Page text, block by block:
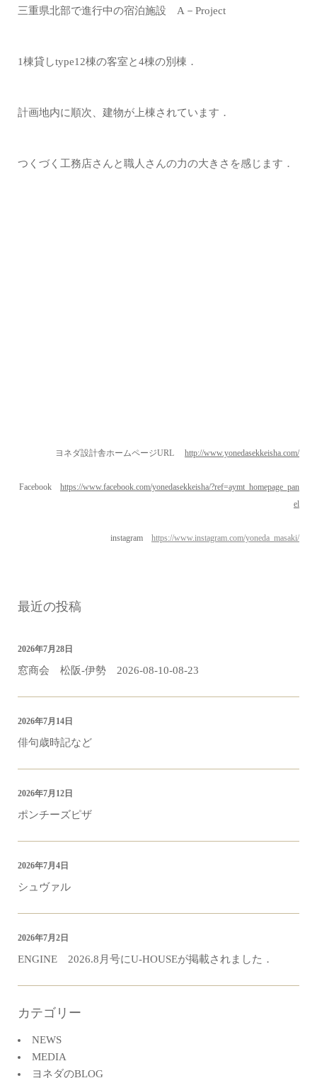
三重県北部で進行中の宿泊施設 A－Project
1棟貸しtype12棟の客室と4棟の別棟．
計画地内に順次、建物が上棟されています．
つくづく工務店さんと職人さんの力の大きさを感じます．
ヨネダ設計舎ホームページURL http://www.yonedasekkeisha.com/
Facebook https://www.facebook.com/yonedasekkeisha/?ref=aymt_homepage_pan
el
instagram https://www.instagram.com/yoneda_masaki/
最近の投稿
窓商会 松阪-伊勢 2026-08-10-08-23
2026年7月28日
俳句歳時記など
2026年7月14日
ポンチーズピザ
2026年7月12日
シュヴァル
2026年7月4日
ENGINE 2026.8月号にU-HOUSEが掲載されました．
2026年7月2日
カテゴリー
NEWS
MEDIA
ヨネダのBLOG